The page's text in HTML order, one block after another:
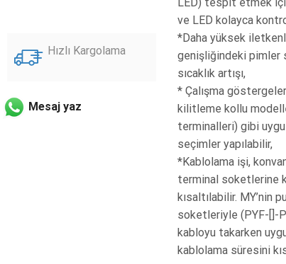
Hızlı Kargolama
Mesaj yaz
ve LED kolayca
*Daha yüksek
genişliğindeki pimler
sıcaklık artışı,
* Çalışma
kilitleme kollu
terminalleri) gibi
seçimler yapılabilir,
*Kablolama işi,
terminal soketlerine
kısaltılabilir. MY’nin
soketleriyle (PYF-[]-
kabloyu takarken
kablolama süresini